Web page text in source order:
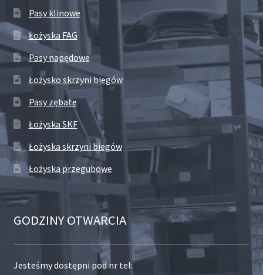
Pasy klinowe
Łożyska FAG
Pasy napędowe
Łożysko skrzyni biegów
Pasy zębate
Łożyska SKF
Łożyska skrzyni biegów
Łożyska przegubowe
GODZINY OTWARCIA
Jesteśmy dostępni pod nr tel: